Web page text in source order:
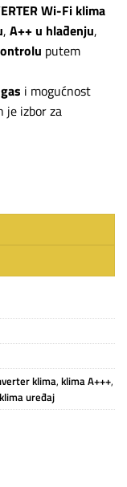
Wi-Fi klima
, A++ u hlađenju,
putem
i mogućnost
je izbor za
klima uređaj Wi-Fi
klima, klima A+++,
uređaj